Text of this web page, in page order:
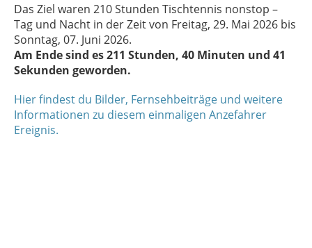
Das Ziel waren 210 Stunden Tischtennis nonstop –
Tag und Nacht in der Zeit von Freitag, 29. Mai 2026 bis
Sonntag, 07. Juni 2026.
Am Ende sind es 211 Stunden, 40 Minuten und 41
Sekunden geworden.
Hier findest du Bilder, Fernsehbeiträge und weitere
Informationen zu diesem einmaligen Anzefahrer
Ereignis.